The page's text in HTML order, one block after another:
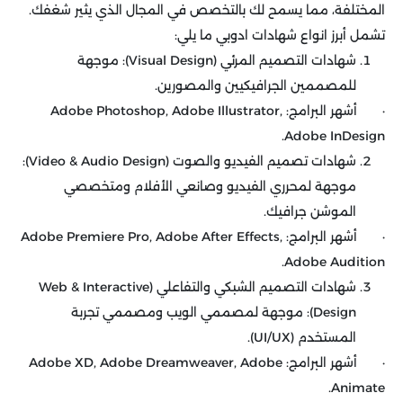
المختلفة، مما يسمح لك بالتخصص في المجال الذي يثير شغفك.
تشمل أبرز انواع شهادات ادوبي ما يلي:
شهادات التصميم المرئي (Visual Design): موجهة
للمصممين الجرافيكيين والمصورين.
· أشهر البرامج: Adobe Photoshop, Adobe Illustrator,
Adobe InDesign.
شهادات تصميم الفيديو والصوت (Video & Audio Design):
موجهة لمحرري الفيديو وصانعي الأفلام ومتخصصي
الموشن جرافيك.
· أشهر البرامج: Adobe Premiere Pro, Adobe After Effects,
Adobe Audition.
شهادات التصميم الشبكي والتفاعلي (Web & Interactive
Design): موجهة لمصممي الويب ومصممي تجربة
المستخدم (UI/UX).
· أشهر البرامج: Adobe XD, Adobe Dreamweaver, Adobe
Animate.